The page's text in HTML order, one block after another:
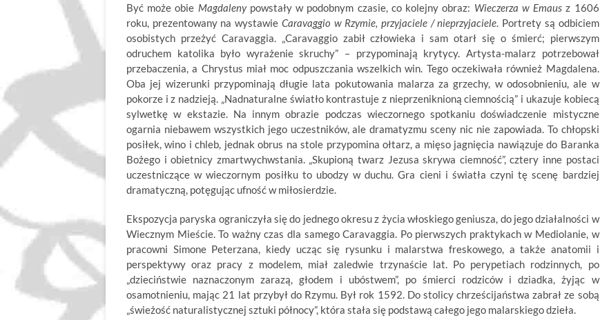
Być może obie Magdalenypowstały w podobnym czasie, co kolejny obraz: Wieczerza w Emaus z 1606
roku, prezentowany na wystawie Caravaggio w Rzymie, przyjaciele / nieprzyjaciele . Portrety są odbiciem
osobistych przeżyć Caravaggia. „Caravaggio zabił człowieka i sam otarł się o śmierć; pierwszym
odruchem katolika było wyrażenie skruchy” – przypominają krytycy. Artysta-malarz potrzebował
przebaczenia, a Chrystus miał moc odpuszczania wszelkich win. Tego oczekiwała również Magdalena.
Oba jej wizerunki przypominają długie lata pokutowania malarza za grzechy, w odosobnieniu, ale w
pokorze i z nadzieją. „Nadnaturalne światło kontrastuje z nieprzeniknioną ciemnością” i ukazuje kobiecą
sylwetkę w ekstazie. Na innym obrazie podczas wieczornego spotkaniu doświadczenie mistyczne
ogarnia niebawem wszystkich jego uczestników, ale dramatyzmu sceny nic nie zapowiada. To chłopski
posiłek, wino i chleb, jednak obrus na stole przypomina ołtarz, a mięso jagnięcia nawiązuje do Baranka
Bożego i obietnicy zmartwychwstania. „Skupioną twarz Jezusa skrywa ciemność”, cztery inne postaci
uczestniczące w wieczornym posiłku to ubodzy w duchu. Gra cieni i światła czyni tę scenę bardziej
dramatyczną, potęgując ufność w miłosierdzie.
Ekspozycja paryska ograniczyła się do jednego okresu z życia włoskiego geniusza, do jego działalności w
Wiecznym Mieście. To ważny czas dla samego Caravaggia. Po pierwszych praktykach w Mediolanie, w
pracowni Simone Peterzana, kiedy ucząc się rysunku i malarstwa freskowego, a także anatomii i
perspektywy oraz pracy z modelem, miał zaledwie trzynaście lat. Po perypetiach rodzinnych, po
„dzieciństwie naznaczonym zarazą, głodem i ubóstwem”, po śmierci rodziców i dziadka, żyjąc w
osamotnieniu, mając 21 lat przybył do Rzymu. Był rok 1592. Do stolicy chrześcijaństwa zabrał ze sobą
„świeżość naturalistycznej sztuki północy”, która stała się podstawą całego jego malarskiego dzieła.